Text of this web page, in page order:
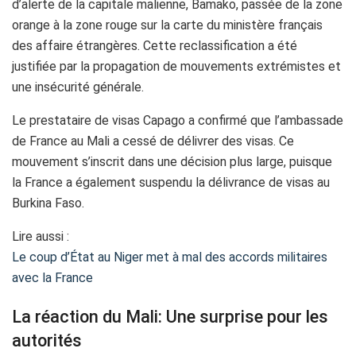
d’alerte de la capitale malienne, Bamako, passée de la zone
orange à la zone rouge sur la carte du ministère français
des affaire étrangères. Cette reclassification a été
justifiée par la propagation de mouvements extrémistes et
une insécurité générale.
Le prestataire de visas Capago a confirmé que l’ambassade
de France au Mali a cessé de délivrer des visas. Ce
mouvement s’inscrit dans une décision plus large, puisque
la France a également suspendu la délivrance de visas au
Burkina Faso.
Lire aussi :
Le coup d’État au Niger met à mal des accords militaires
avec la France
La réaction du Mali: Une surprise pour les
autorités